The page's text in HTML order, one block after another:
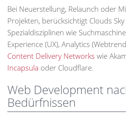
Bei Neuerstellung, Relaunch oder
Projekten, berücksichtigt Clouds
Spezialdisziplinen wie
Experience (UX), Analytics
Content Delivery Networks wie
Incapsula oder Cloudflare.
Web Development
Bedürfnissen